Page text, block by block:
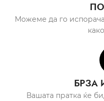
Можеме да го
БРЗА
Вашата пратка ќе